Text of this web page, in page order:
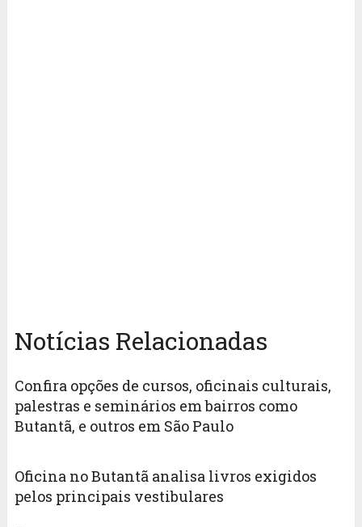
Notícias Relacionadas
Confira opções de cursos, oficinais culturais,
palestras e seminários em bairros como
Butantã, e outros em São Paulo
Oficina no Butantã analisa livros exigidos
pelos principais vestibulares